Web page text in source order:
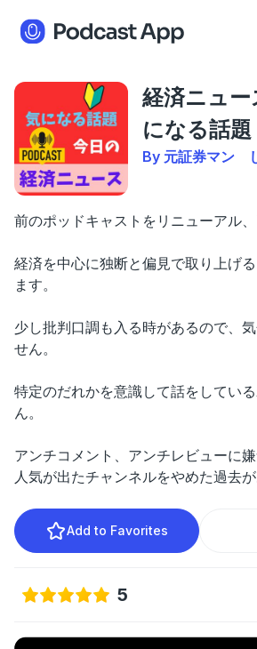
経済ニュ
になる話題
By 元証券マン
前のポッドキャストをリニューアル、
経済を中心に独断と偏見で取り上げ
ます。
少し批判口調も入る時があるので、
せん。
特定のだれかを意識して話をしてい
ん。
アンチコメント、アンチレビューに
人気が出たチャンネルをやめた過去が
Add to Favorites
5